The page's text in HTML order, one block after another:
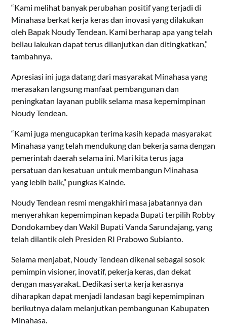
“Kami melihat banyak perubahan positif yang terjadi di
Minahasa berkat kerja keras dan inovasi yang dilakukan
oleh Bapak Noudy Tendean. Kami berharap apa yang telah
beliau lakukan dapat terus dilanjutkan dan ditingkatkan,”
tambahnya.
Apresiasi ini juga datang dari masyarakat Minahasa yang
merasakan langsung manfaat pembangunan dan
peningkatan layanan publik selama masa kepemimpinan
Noudy Tendean.
“Kami juga mengucapkan terima kasih kepada masyarakat
Minahasa yang telah mendukung dan bekerja sama dengan
pemerintah daerah selama ini. Mari kita terus jaga
persatuan dan kesatuan untuk membangun Minahasa
yang lebih baik,” pungkas Kainde.
Noudy Tendean resmi mengakhiri masa jabatannya dan
menyerahkan kepemimpinan kepada Bupati terpilih Robby
Dondokambey dan Wakil Bupati Vanda Sarundajang, yang
telah dilantik oleh Presiden RI Prabowo Subianto.
Selama menjabat, Noudy Tendean dikenal sebagai sosok
pemimpin visioner, inovatif, pekerja keras, dan dekat
dengan masyarakat. Dedikasi serta kerja kerasnya
diharapkan dapat menjadi landasan bagi kepemimpinan
berikutnya dalam melanjutkan pembangunan Kabupaten
Minahasa.